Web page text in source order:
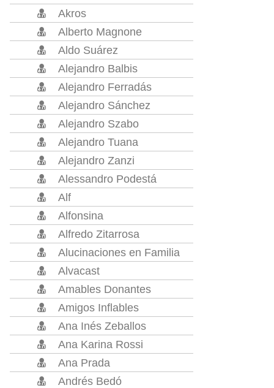
Akros
Alberto Magnone
Aldo Suárez
Alejandro Balbis
Alejandro Ferradás
Alejandro Sánchez
Alejandro Szabo
Alejandro Tuana
Alejandro Zanzi
Alessandro Podestá
Alf
Alfonsina
Alfredo Zitarrosa
Alucinaciones en Familia
Alvacast
Amables Donantes
Amigos Inflables
Ana Inés Zeballos
Ana Karina Rossi
Ana Prada
Andrés Bedó